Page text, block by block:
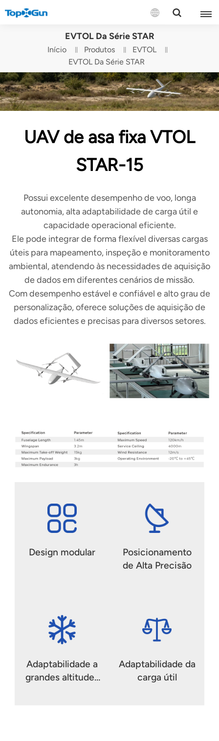
CONTATE-NOS
English
Español
Русский
Türkçe
EVTOL Da Série STAR
Início Produtos
EVTOL
EVTOL Da Série STAR
UAV de asa fixa VTOL
STAR-15
Possui excelente desempenho de voo, longa
autonomia, alta adaptabilidade de carga útil e
capacidade operacional eficiente.
Ele pode integrar de forma flexível diversas cargas
úteis para mapeamento, inspeção e monitoramento
ambiental, atendendo às necessidades de aquisição
de dados em diferentes cenários de missão.
Com desempenho estável e confiável e alto grau de
personalização, oferece soluções de aquisição de
dados eficientes e precisas para diversos setores.
Design modular
Posicionamento
de Alta Precisão
Adaptabilidade a
grandes altitudes
Adaptabilidade da
carga útil